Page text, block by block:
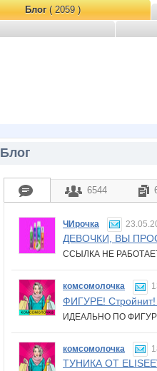
Блог( 2059 )
Блог
6544
ЧИрочка
ДЕВОЧКИ, ВЫ
ССЫЛКА НЕ
комсомолочка
ФИГУРЕ! Стройнит!
ИДЕАЛЬНО ПО
комсомолочка
ТУНИКА ОТ